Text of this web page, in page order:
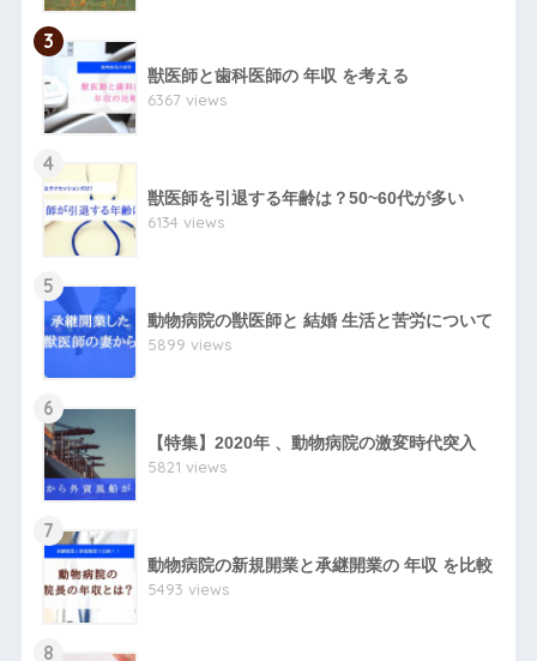
3
獣医師と歯科医師の 年収 を考える
6367 views
4
獣医師を引退する年齢は？50~60代が多い
6134 views
5
動物病院の獣医師と 結婚 生活と苦労について
5899 views
6
【特集】2020年 、動物病院の激変時代突入
5821 views
7
動物病院の新規開業と承継開業の 年収 を比較
5493 views
8